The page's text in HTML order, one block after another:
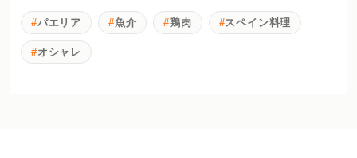
パエリア 魚介 鶏肉 スペイン料理
オシャレ